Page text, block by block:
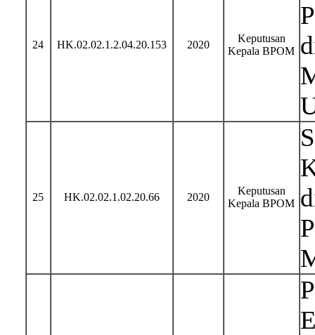
24 HK.02.02.1.2.04.20.153 2020
Keputusan
Kepala BPOM
25 HK.02.02.1.02.20.66 2020
Keputusan
Kepala BPOM